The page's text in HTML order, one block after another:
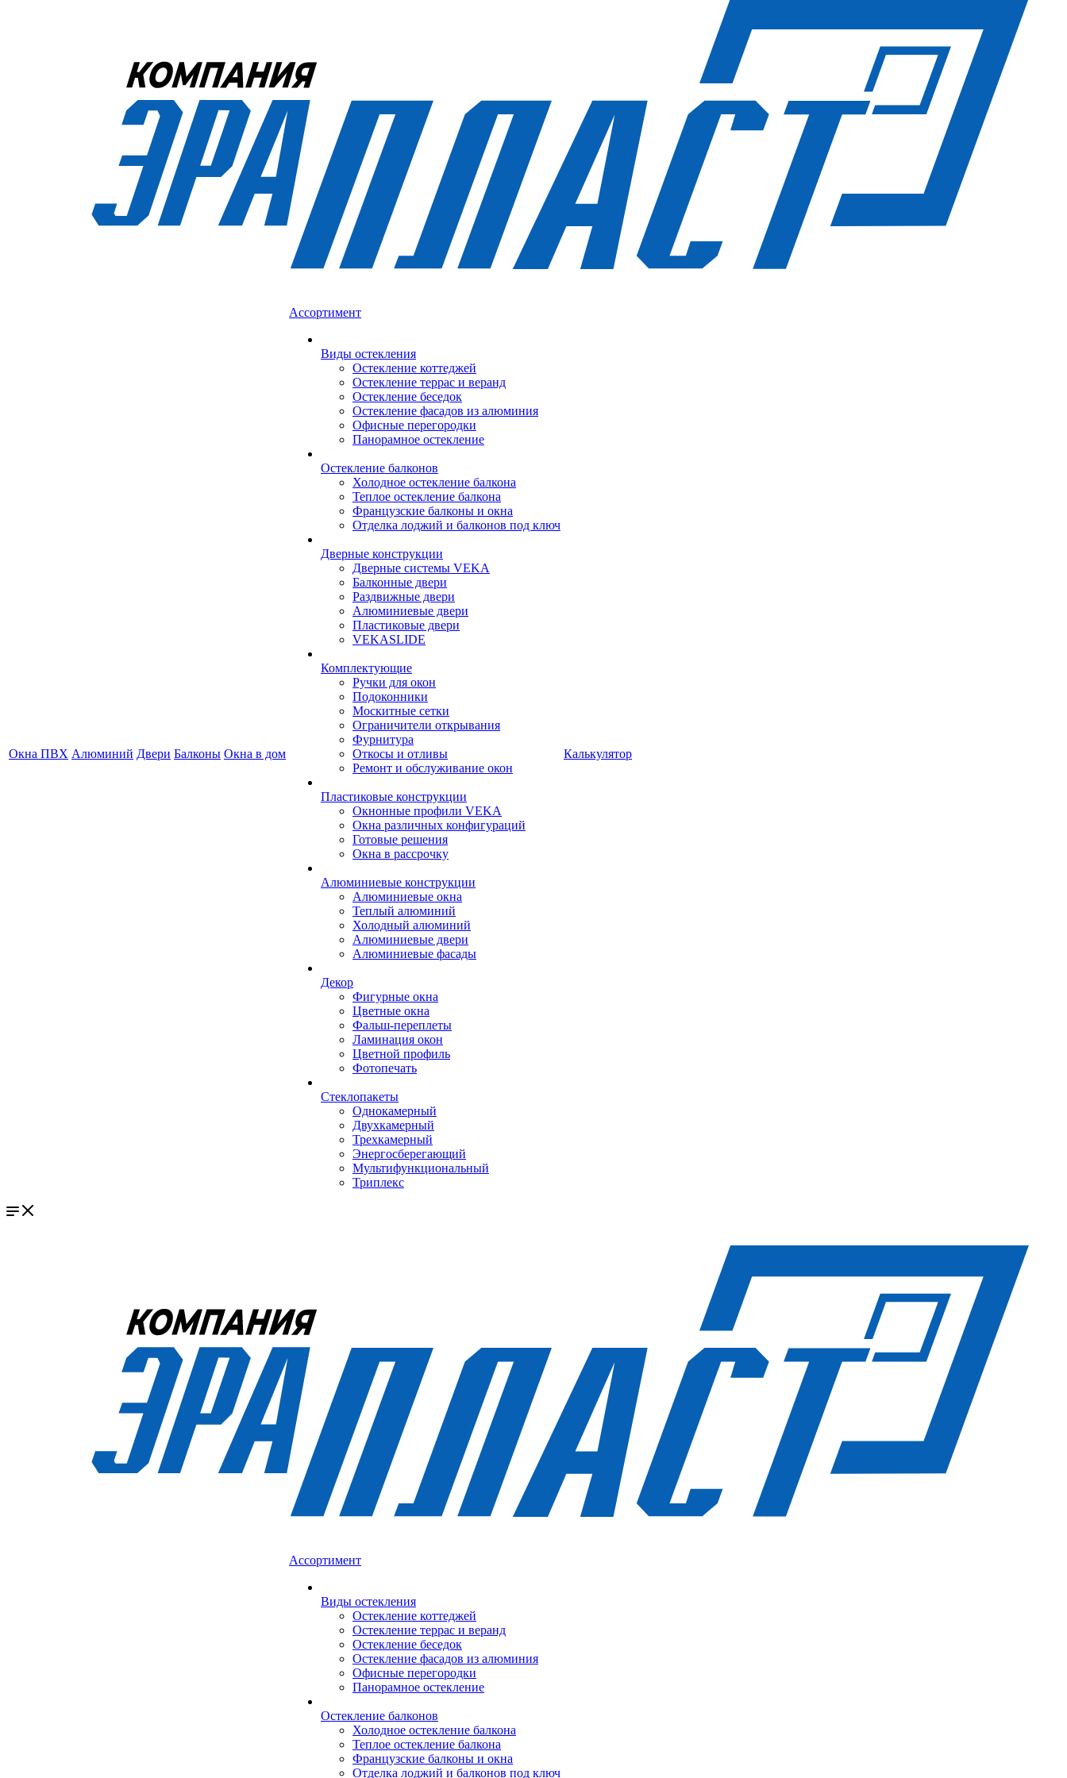
Окна ПВХ Алюминий Двери Балконы Окна в дом
Ассортимент
Виды остекления
Остекление коттеджей
Остекление террас и веранд
Остекление беседок
Остекление фасадов из алюминия
Офисные перегородки
Панорамное остекление
Остекление балконов
Холодное остекление балкона
Теплое остекление балкона
Французские балконы и окна
Отделка лоджий и балконов под ключ
Дверные конструкции
Дверные системы VEKA
Балконные двери
Раздвижные двери
Алюминиевые двери
Пластиковые двери
VEKASLIDE
Комплектующие
Ручки для окон
Подоконники
Москитные сетки
Ограничители открывания
Фурнитура
Откосы и отливы
Ремонт и обслуживание окон
Пластиковые конструкции
Окнонные профили VEKA
Окна различных конфигураций
Готовые решения
Окна в рассрочку
Алюминиевые конструкции
Алюминиевые окна
Теплый алюминий
Холодный алюминий
Алюминиевые двери
Алюминиевые фасады
Декор
Фигурные окна
Цветные окна
Фальш-переплеты
Ламинация окон
Цветной профиль
Фотопечать
Стеклопакеты
Однокамерный
Двухкамерный
Трехкамерный
Энергосберегающий
Мультифункциональный
Триплекс
Калькулятор
Ассортимент
Виды остекления
Остекление коттеджей
Остекление террас и веранд
Остекление беседок
Остекление фасадов из алюминия
Офисные перегородки
Панорамное остекление
Остекление балконов
Холодное остекление балкона
Теплое остекление балкона
Французские балконы и окна
Отделка лоджий и балконов под ключ